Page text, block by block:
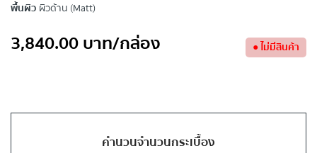
พื้นผิว ผิวด้าน (Matt)
3,840.00บาท/กล่อง ●ไม่มีสินค้า
คำนวนจำนวนกระเบื้อง